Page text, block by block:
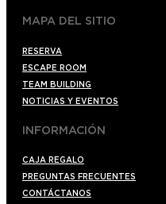
MAPA DEL SITIO
RESERVA
ESCAPE ROOM
TEAM BUILDING
NOTICIAS Y EVENTOS
INFORMACIÓN
CAJA REGALO
PREGUNTAS FRECUENTES
CONTÁCTANOS